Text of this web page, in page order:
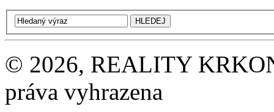
© 2026, REALITY
práva vyhrazena